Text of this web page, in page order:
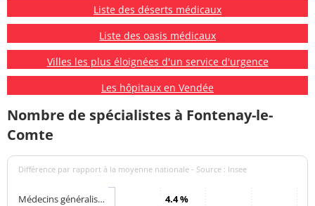
Liste des déserts médicaux
Liste des oasis médicaux
Villes les plus éloignées d'un service d'urgence
Les hôpitaux en Vendée
Nombre de spécialistes à Fontenay-le-
Comte
Différence par rapport à la moyenne nationale - Source : Insee
4.4 %
Médecins généralis…